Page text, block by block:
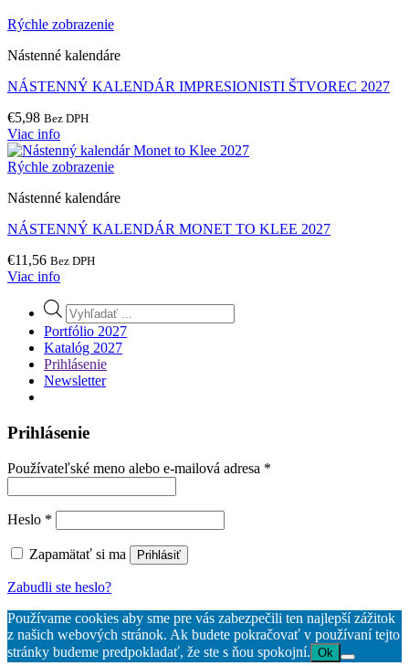
Rýchle zobrazenie
Nástenné kalendáre
NÁSTENNÝ KALENDÁR IMPRESIONISTI ŠTVOREC 2027
€5,98 Bez DPH
Viac info
Rýchle zobrazenie
Nástenné kalendáre
NÁSTENNÝ KALENDÁR MONET TO KLEE 2027
€11,56 Bez DPH
Viac info
Products
search
Portfólio 2027
Katalóg 2027
Prihlásenie
Newsletter
Prihlásenie
Používateľské meno alebo e-mailová adresa *
Heslo *
Zapamätať si ma Prihlásiť
Zabudli ste heslo?
Používame cookies aby sme pre vás zabezpečili ten najlepší zážitok
z našich webových stránok. Ak budete pokračovať v používaní tejto
stránky budeme predpokladať, že ste s ňou spokojní. Ok